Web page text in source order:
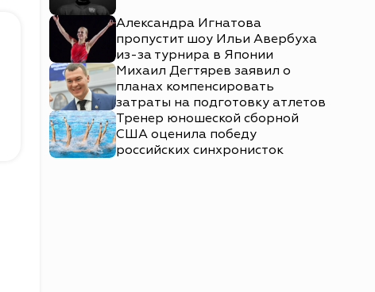
Александра Игнатова
пропустит шоу Ильи Авербуха
из-за турнира в Японии
Михаил Дегтярев заявил о
планах компенсировать
затраты на подготовку атлетов
Тренер юношеской сборной
США оценила победу
российских синхронисток